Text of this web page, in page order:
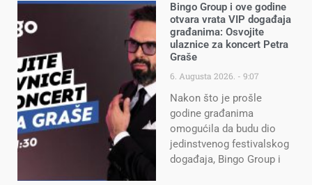
Bingo Group i ove godine
otvara vrata VIP događaja
građanima: Osvojite
ulaznice za koncert Petra
Graše
6. Augusta 2026. 9:07
Nakon što je prošle
godine građanima
omogućila da budu dio
jedinstvenog festivalskog
događaja, Bingo Group i